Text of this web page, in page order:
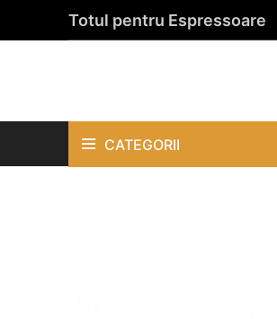
Totul pentru Espressoare
CATEGORII